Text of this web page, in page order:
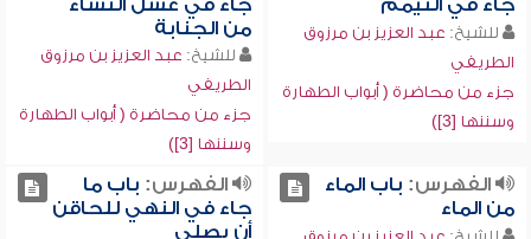
جاء في التيمم
للشيخ: عبد العزيز بن مرزوق
الطريفي
جزء من محاضرة ( أبواب الطهارة
وسننها [3])
جاء في غسل النساء
من الجنابة
للشيخ: عبد العزيز بن مرزوق
الطريفي
جزء من محاضرة ( أبواب الطهارة
وسننها [3])
الفهرس: باب الماء
من الماء
الفهرس: باب ما
جاء في النهي للحاقن
أن يصلي